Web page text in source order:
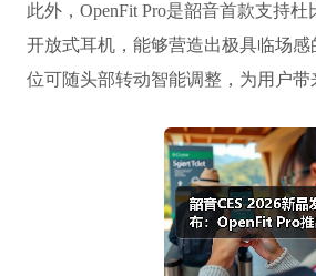
此外，OpenFit Pro是韶音首款支持
开放式耳机，能够营造出极具临场
位可随头部转动智能调整，为用户带